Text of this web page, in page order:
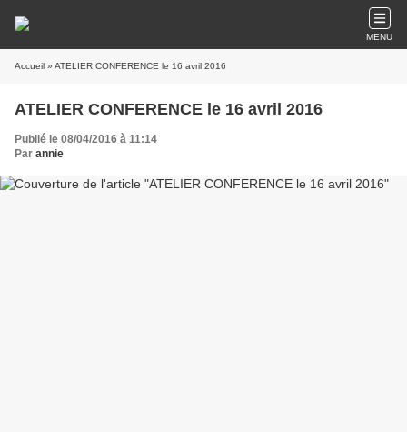
MENU
Accueil » ATELIER CONFERENCE le 16 avril 2016
ATELIER CONFERENCE le 16 avril 2016
Publié le 08/04/2016 à 11:14
Par annie